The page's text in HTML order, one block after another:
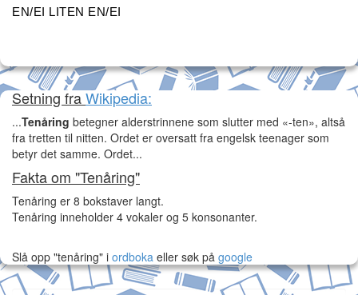
EN/EI LITEN EN/EI
Setning fraWikipedia:
...Tenåring betegner alderstrinnene som slutter med «-ten», altså
fra tretten til nitten. Ordet er oversatt fra engelsk teenager som
betyr det samme. Ordet...
Fakta om "Tenåring"
Tenåring er 8 bokstaver langt.
Tenåring inneholder 4 vokaler og 5 konsonanter.
Slå opp "tenåring" i ordboka eller søk på google